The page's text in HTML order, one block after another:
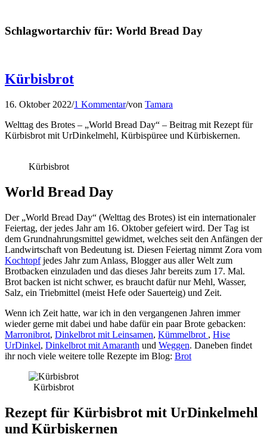
Schlagwortarchiv für: World Bread Day
Kürbisbrot
16. Oktober 2022/1 Kommentar/von Tamara
Welttag des Brotes – „World Bread Day“ – Beitrag mit Rezept für
Kürbisbrot mit UrDinkelmehl, Kürbispüree und Kürbiskernen.
Kürbisbrot
World Bread Day
Der „World Bread Day“ (Welttag des Brotes) ist ein internationaler
Feiertag, der jedes Jahr am 16. Oktober gefeiert wird. Der Tag ist
dem Grundnahrungsmittel gewidmet, welches seit den Anfängen der
Landwirtschaft von Bedeutung ist. Diesen Feiertag nimmt Zora vom
Kochtopfjedes Jahr zum Anlass, Blogger aus aller Welt zum
Brotbacken einzuladen und das dieses Jahr bereits zum 17. Mal.
Brot backen ist nicht schwer, es braucht dafür nur Mehl, Wasser,
Salz, ein Triebmittel (meist Hefe oder Sauerteig) und Zeit.
Wenn ich Zeit hatte, war ich in den vergangenen Jahren immer
wieder gerne mit dabei und habe dafür ein paar Brote gebacken:
Marronibrot, Dinkelbrot mit Leinsamen, Kümmelbrot , Hise
UrDinkel, Dinkelbrot mit Amaranth und Weggen. Daneben findet
ihr noch viele weitere tolle Rezepte im Blog: Brot
Kürbisbrot
Rezept für Kürbisbrot mit UrDinkelmehl
und Kürbiskernen